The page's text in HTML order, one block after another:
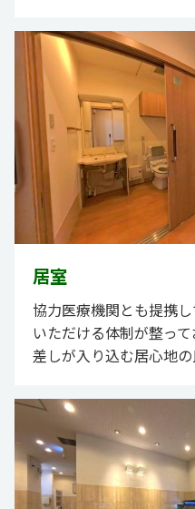
居室
協力医療機関とも提携
いただける体制が整っ
差しが入り込む居心地の